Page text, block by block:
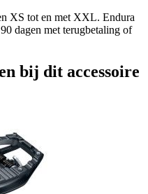
XS tot en met XXL. Endura
dagen met terugbetaling of
bij dit accessoire